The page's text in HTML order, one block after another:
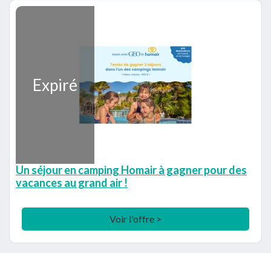
Expiré
Un séjour en camping Homair à gagner pour des
vacances au grand air !
Voir l'offre >